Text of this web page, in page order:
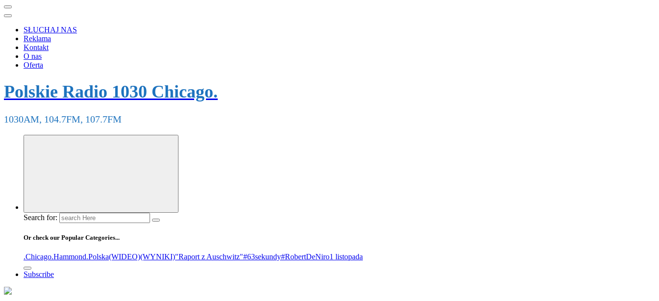
SŁUCHAJ NAS
Reklama
Kontakt
O nas
Oferta
Polskie Radio 1030 Chicago.
1030AM, 104.7FM, 107.7FM
Search for:
Or check our Popular Categories...
.Chicago.Hammond.Polska(WIDEO)(WYNIKI)"Raport z Auschwitz"#63sekundy#RobertDeNiro1 listopada
Subscribe